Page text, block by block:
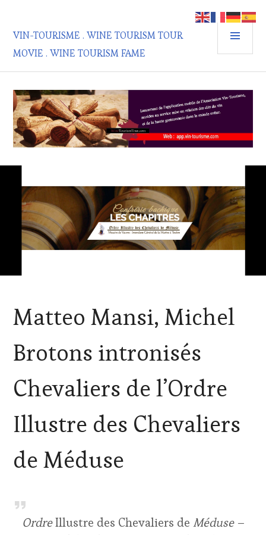
contenu
principal
VIN-TOURISME . WINE TOURISM TOUR
MOVIE . WINE TOURISM FAME
MÉDIAS,
PRESSE
RADIO,
TV,
PARTENAIRES
VIN
RESTAURATEUR,
CHEF,
ŒNOLOGUE,
SOMMELIER,
VIGNOBLES
Matteo Mansi, Michel
Brotons intronisés
Chevaliers de l’Ordre
Illustre des Chevaliers
de Méduse
OrdreIllustre des Chevaliers de Méduse–